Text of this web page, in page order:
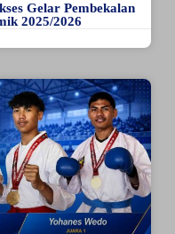
Gelar Pembekalan
2025/2026